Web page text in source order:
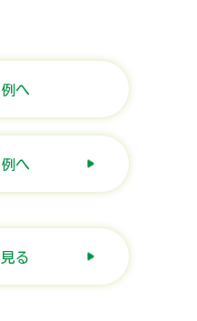
へ
へ
る